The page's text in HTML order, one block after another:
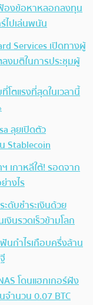
องข้อหาหลอกลงทุน
ไปเล่นพนัน
Services เปิดทางผู้
งมติในการประชุมผู้
ตแรงที่สุดในเวลานี้
ลุยเปิดตัว
Stablecoin
เกาหลีใต้! รอดจาก
างไร
ดับชำระเงินด้วย
งินรวดเร็วข้ามโลก
นกำไรเกือบครึ่งล้าน
โดนแฮกเกอร์ฝัง
จำนวน 0.07 BTC